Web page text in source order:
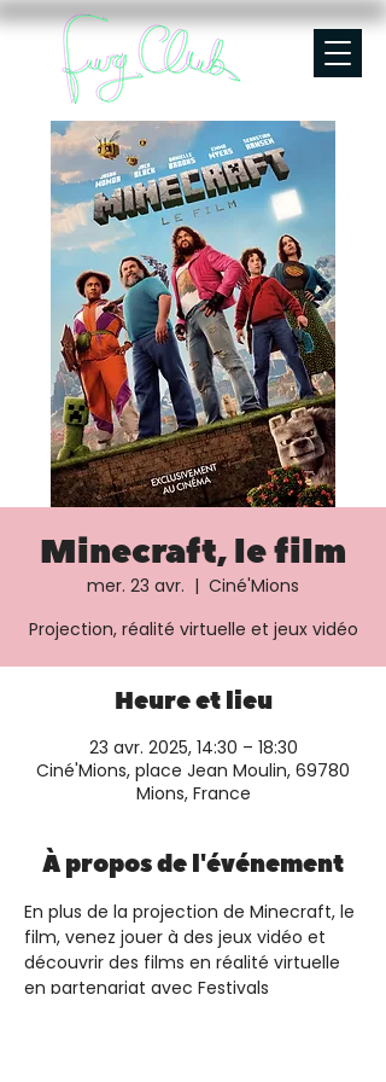
Minecraft, le film
mer. 23 avr.
  |
Ciné'Mions
Projection, réalité virtuelle et jeux vidéo
Heure et lieu
23 avr. 2025, 14:30 – 18:30
Ciné'Mions, place Jean Moulin, 69780
Mions, France
À propos de l'événement
En plus de la projection de Minecraft, le
film, venez jouer à des jeux vidéo et
découvrir des films en réalité virtuelle
en partenariat avec Festivals